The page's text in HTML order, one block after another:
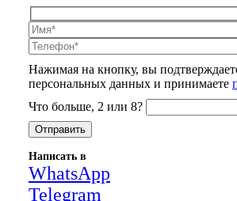
Нажимая на кнопку, вы
персональных данных и принимаете
Что больше, 2 или 8?
Написать в
WhatsApp
Telegram